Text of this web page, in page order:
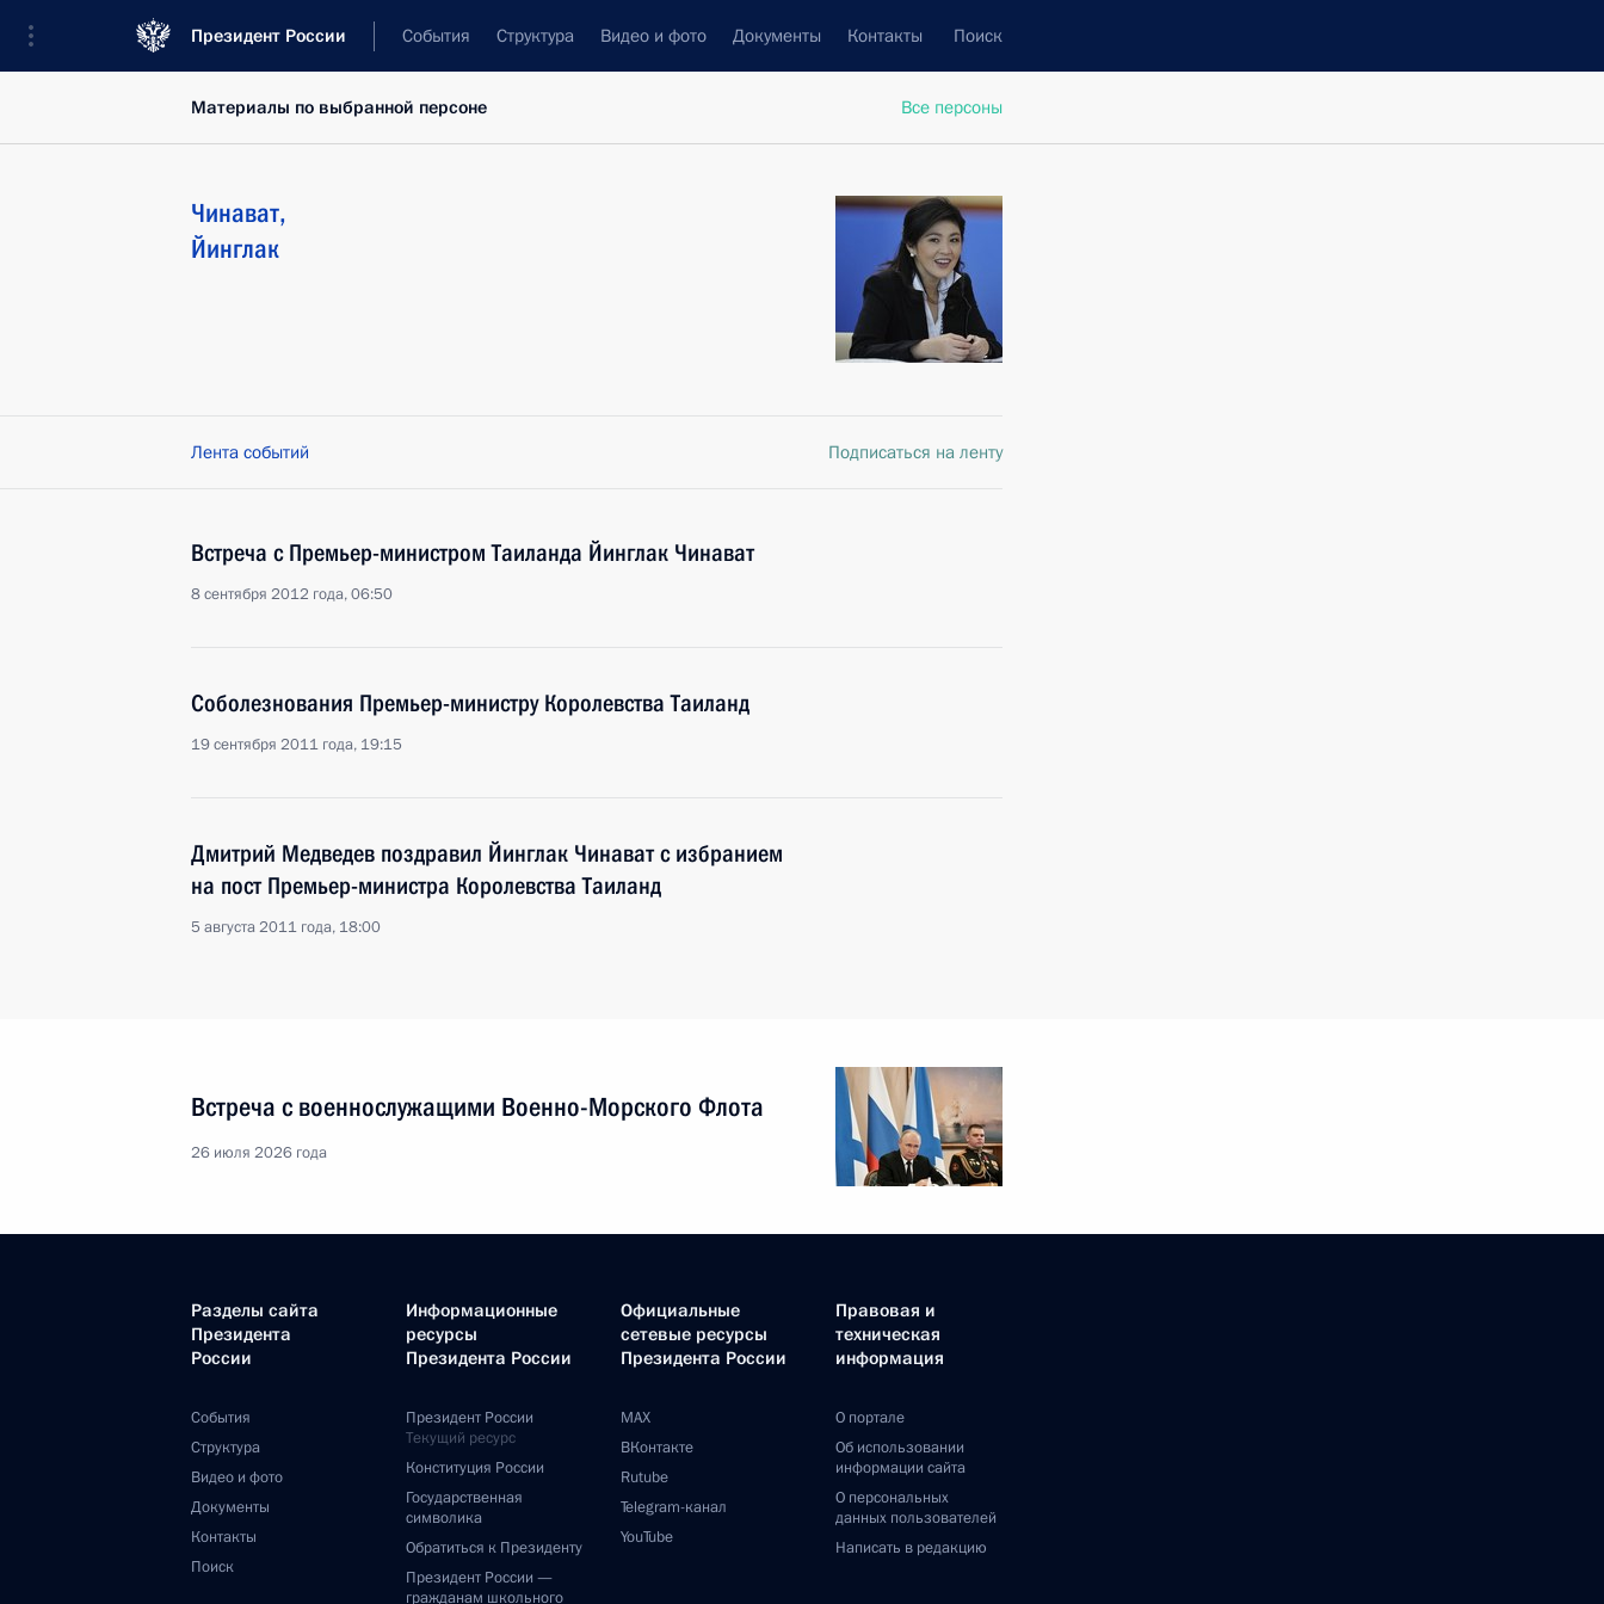
Президент России События Структура Видео и фото Документы Контакты Поиск
Все персоны
Материалы по выбранной персоне
Чинават,
Йинглак
Лента событий Подписаться на ленту
Встреча с Премьер-министром Таиланда Йинглак Чинават
8 сентября 2012 года, 06:50
Соболезнования Премьер-министру Королевства Таиланд
19 сентября 2011 года, 19:15
Дмитрий Медведев поздравил Йинглак Чинават с избранием
на пост Премьер-министра Королевства Таиланд
5 августа 2011 года, 18:00
Встреча с военнослужащими Военно-Морского Флота
26 июля 2026 года
Разделы сайта
Президента
России
События
Структура
Видео и фото
Документы
Контакты
Поиск
Информационные
ресурсы
Президента России
Президент России
Текущий ресурс
Конституция России
Государственная
символика
Обратиться к Президенту
Президент России —
гражданам школьного
Официальные
сетевые ресурсы
Президента России
MAX
ВКонтакте
Rutube
Telegram-канал
YouTube
Правовая и
техническая
информация
О портале
Об использовании
информации сайта
О персональных
данных пользователей
Написать в редакцию